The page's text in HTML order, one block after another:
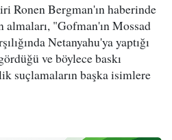
Ronen Bergman'ın haberinde
"Gofman'ın Mossad
Netanyahu'ya yaptığı
ve böylece baskı
suçlamaların başka isimlere